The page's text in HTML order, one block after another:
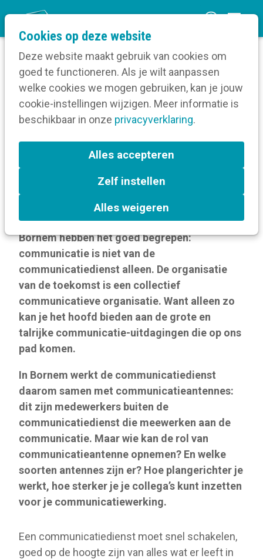
Cookies op deze website
Deze website maakt gebruik van cookies om
goed te functioneren. Als je wilt aanpassen
welke cookies we mogen gebruiken, kan je jouw
cookie-instellingen wijzigen. Meer informatie is
beschikbaar in onze privacyverklaring.
Alles accepteren
Zelf instellen
Alles weigeren
n
m
Home
Communicatieantennes bij Gemeente Bornem
Communicatieantennes bij
Gemeente Bornem
De communicatiecollega’s van Gemeente
Bornem hebben het goed begrepen:
communicatie is niet van de
communicatiedienst alleen. De organisatie
van de toekomst is een collectief
communicatieve organisatie. Want alleen zo
kan je het hoofd bieden aan de grote en
talrijke communicatie-uitdagingen die op ons
pad komen.
In Bornem werkt de communicatiedienst
daarom samen met communicatieantennes:
dit zijn medewerkers buiten de
communicatiedienst die meewerken aan de
communicatie. Maar wie kan de rol van
communicatieantenne opnemen? En welke
soorten antennes zijn er? Hoe plangerichter je
werkt, hoe sterker je je collega’s kunt inzetten
voor je communicatiewerking.
Een communicatiedienst moet snel schakelen,
goed op de hoogte zijn van alles wat er leeft in